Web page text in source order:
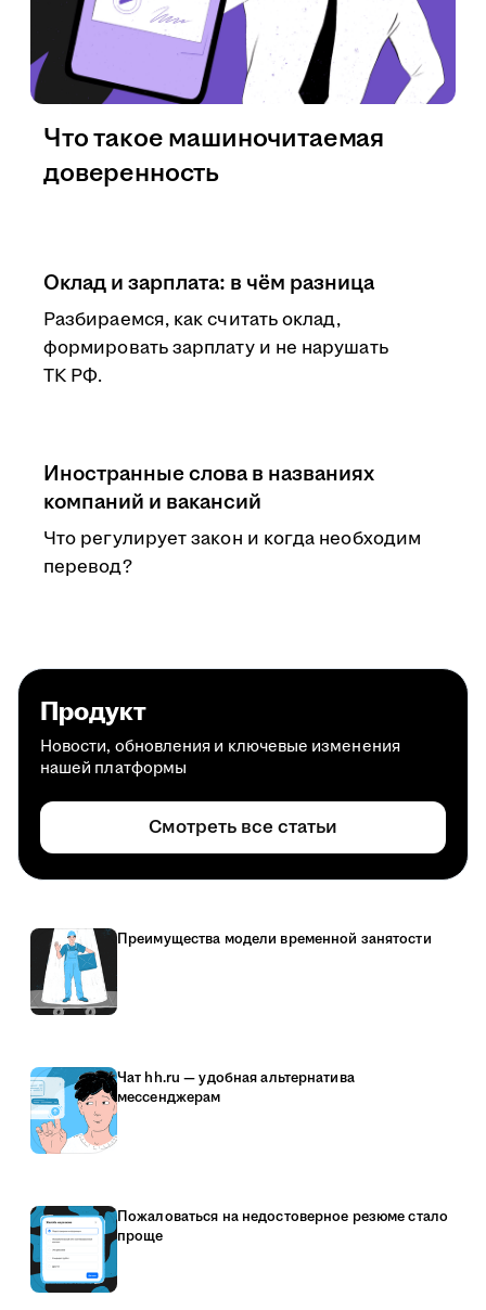
Оклад и зарплата: в чём разница
Разбираемся, как считать оклад,
формировать зарплату и не нарушать
ТК РФ.
Иностранные слова в названиях
компаний и вакансий
Что регулирует закон и когда необходим
перевод?
Что такое машиночитаемая
доверенность
Продукт
Новости, обновления и ключевые изменения
нашей платформы
Смотреть все статьи
Преимущества модели временной занятости
Чат hh.ru — удобная альтернатива
мессенджерам
Пожаловаться на недостоверное резюме стало
проще